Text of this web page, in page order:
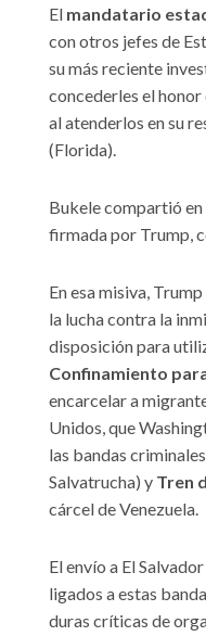
El mandatario
con otros jefes de
su más reciente
concederles el
al atenderlos en su
(Florida).
Bukele compartió en
firmada por Trump,
En esa misiva,
la lucha contra la
disposición para
Confinamiento
encarcelar a
Unidos, que
las bandas
Salvatrucha) y Tren
cárcel de Venezuela.
El envío a El
ligados a estas
duras críticas de